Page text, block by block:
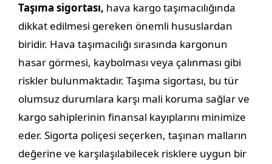
Taşıma sigortası, hava kargo taşımacılığında
dikkat edilmesi gereken önemli hususlardan
biridir. Hava taşımacılığı sırasında kargonun
hasar görmesi, kaybolması veya çalınması gibi
riskler bulunmaktadır. Taşıma sigortası, bu tür
olumsuz durumlara karşı mali koruma sağlar ve
kargo sahiplerinin finansal kayıplarını minimize
eder. Sigorta poliçesi seçerken, taşınan malların
değerine ve karşılaşılabilecek risklere uygun bir